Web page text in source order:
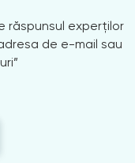
răspunsul experților
de e-mail sau